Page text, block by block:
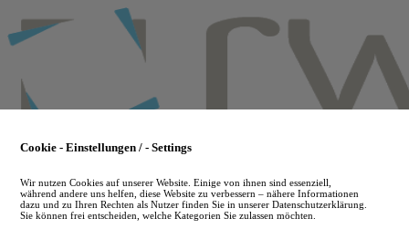
to
main
Cookie - Einstellungen / - Settings
Wir nutzen Cookies auf unserer Website. Einige von ihnen sind essenziell,
während andere uns helfen, diese Website zu verbessern – nähere Informationen
dazu und zu Ihren Rechten als Nutzer finden Sie in unserer Datenschutzerklärung.
Sie können frei entscheiden, welche Kategorien Sie zulassen möchten.